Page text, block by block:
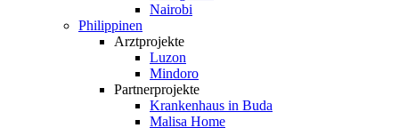
Nairobi
Philippinen
Arztprojekte
Luzon
Mindoro
Partnerprojekte
Krankenhaus in Buda
Malisa Home